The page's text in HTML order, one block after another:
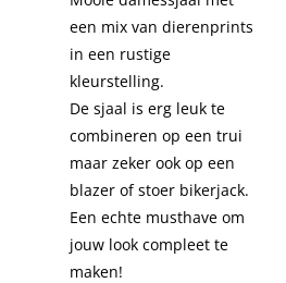
een mix van dierenprints
in een rustige
kleurstelling.
De sjaal is erg leuk te
combineren op een trui
maar zeker ook op een
blazer of stoer bikerjack.
Een echte musthave om
jouw look compleet te
maken!